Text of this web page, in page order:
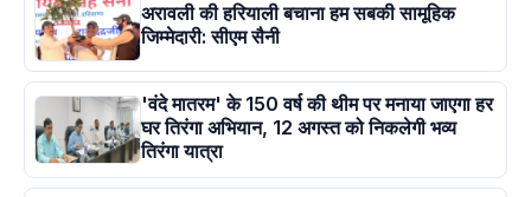
अरावली की हरियाली बचाना हम सबकी सामूहिक
जिम्मेदारी: सीएम सैनी
'वंदे मातरम' के 150 वर्ष की थीम पर मनाया जाएगा हर
घर तिरंगा अभियान, 12 अगस्त को निकलेगी भव्य
तिरंगा यात्रा